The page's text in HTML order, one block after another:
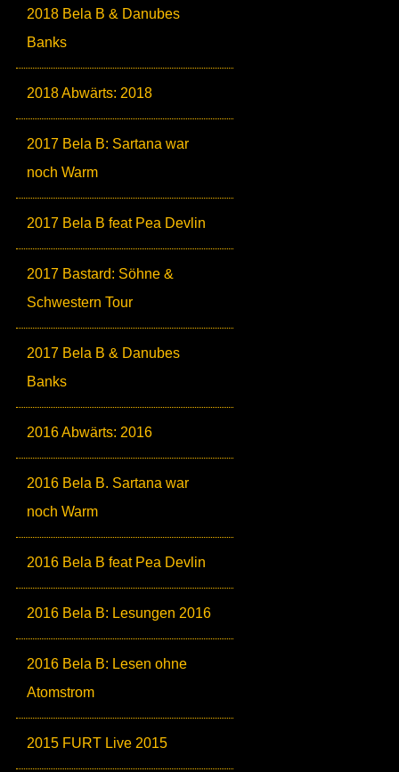
2018 Bela B & Danubes
Banks
2018 Abwärts: 2018
2017 Bela B: Sartana war
noch Warm
2017 Bela B feat Pea Devlin
2017 Bastard: Söhne &
Schwestern Tour
2017 Bela B & Danubes
Banks
2016 Abwärts: 2016
2016 Bela B. Sartana war
noch Warm
2016 Bela B feat Pea Devlin
2016 Bela B: Lesungen 2016
2016 Bela B: Lesen ohne
Atomstrom
2015 FURT Live 2015